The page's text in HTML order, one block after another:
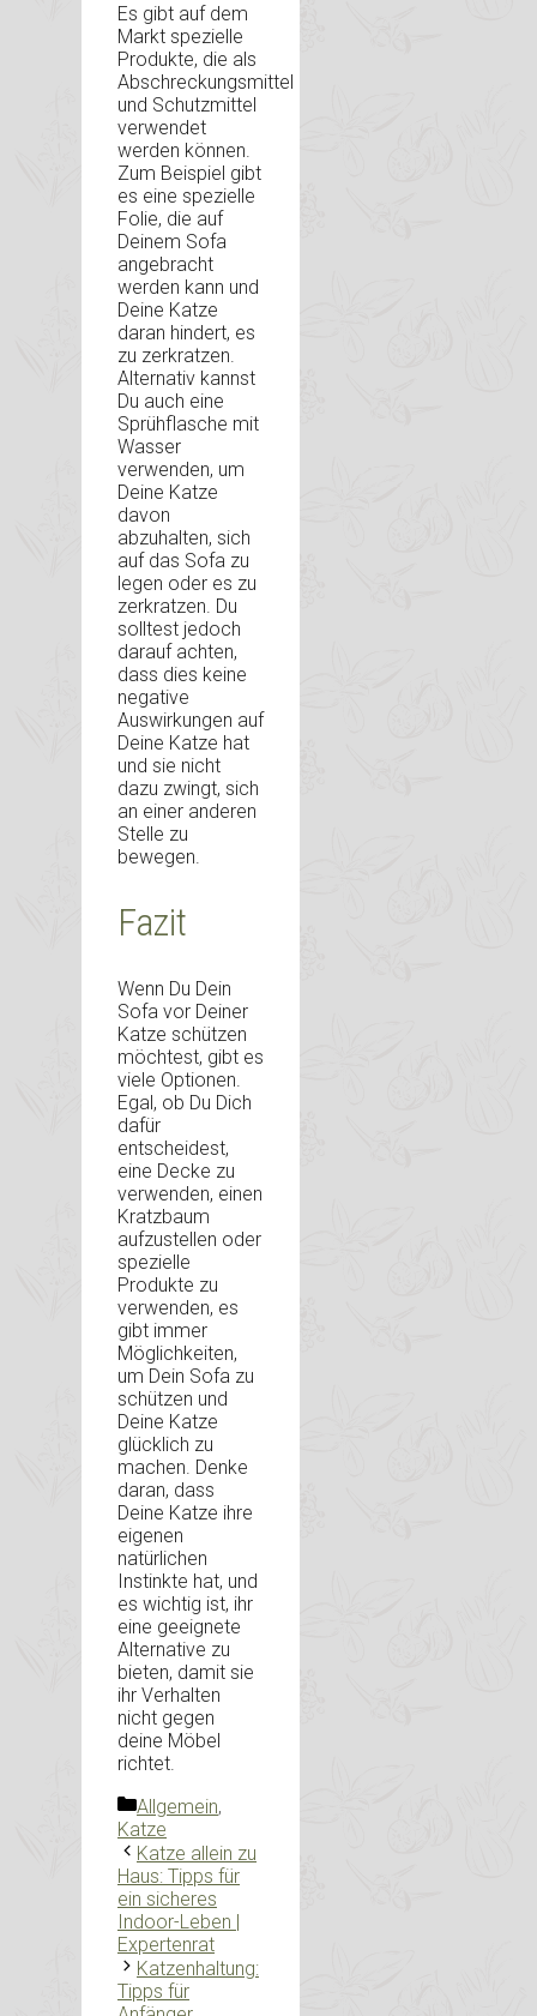
Es gibt auf dem
Markt spezielle
Produkte, die als
Abschreckungsmittel
und Schutzmittel
verwendet
werden können.
Zum Beispiel gibt
es eine spezielle
Folie, die auf
Deinem Sofa
angebracht
werden kann und
Deine Katze
daran hindert, es
zu zerkratzen.
Alternativ kannst
Du auch eine
Sprühflasche mit
Wasser
verwenden, um
Deine Katze
davon
abzuhalten, sich
auf das Sofa zu
legen oder es zu
zerkratzen. Du
solltest jedoch
darauf achten,
dass dies keine
negative
Auswirkungen auf
Deine Katze hat
und sie nicht
dazu zwingt, sich
an einer anderen
Stelle zu
bewegen.
Fazit
Wenn Du Dein
Sofa vor Deiner
Katze schützen
möchtest, gibt es
viele Optionen.
Egal, ob Du Dich
dafür
entscheidest,
eine Decke zu
verwenden, einen
Kratzbaum
aufzustellen oder
spezielle
Produkte zu
verwenden, es
gibt immer
Möglichkeiten,
um Dein Sofa zu
schützen und
Deine Katze
glücklich zu
machen. Denke
daran, dass
Deine Katze ihre
eigenen
natürlichen
Instinkte hat, und
es wichtig ist, ihr
eine geeignete
Alternative zu
bieten, damit sie
ihr Verhalten
nicht gegen
deine Möbel
richtet.
Kategorien
Allgemein,
Katze
Katze allein zu
Haus: Tipps für
ein sicheres
Indoor-Leben |
Expertenrat
Katzenhaltung:
Tipps für